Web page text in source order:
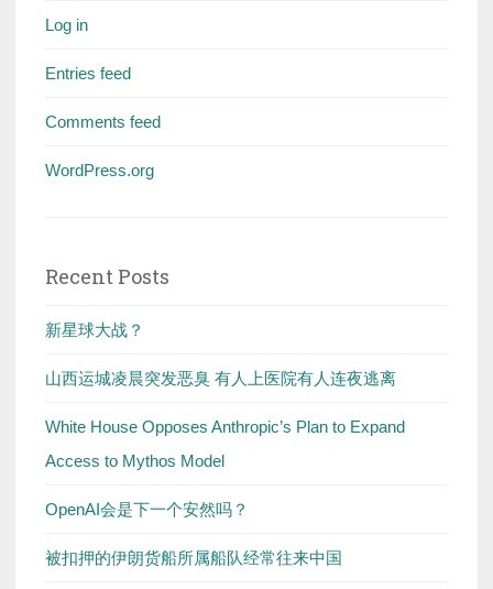
Log in
Entries feed
Comments feed
WordPress.org
Recent Posts
新星球大战？
山西运城凌晨突发恶臭 有人上医院有人连夜逃离
White House Opposes Anthropic’s Plan to Expand
Access to Mythos Model
OpenAI会是下一个安然吗？
被扣押的伊朗货船所属船队经常往来中国